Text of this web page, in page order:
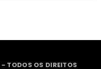
TODOS OS DIREITOS